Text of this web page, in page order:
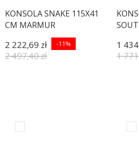
KONSOLA SNAKE 115X41
CM MARMUR
2 222,69 zł -11%
2 497,40 zł
CM
1
1